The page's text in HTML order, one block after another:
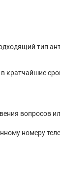
тип
кратчайшие
вопросов
номеру